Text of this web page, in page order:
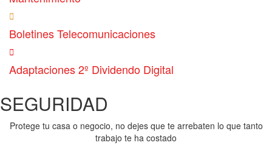
Boletines Telecomunicaciones
Adaptaciones 2º Dividendo Digital
SEGURIDAD
Protege tu casa o negocio, no dejes que te arrebaten lo que tanto
trabajo te ha costado